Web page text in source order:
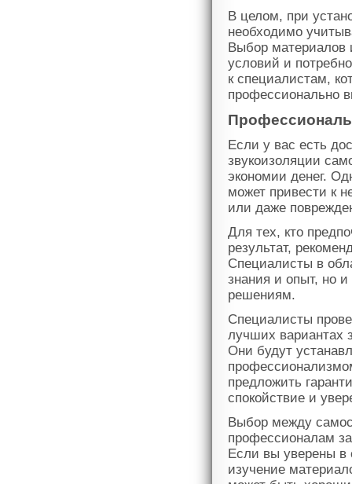
В целом, при
необходимо
Выбор материалов
условий и
к специалистам,
профессионально
Если у вас есть
звукоизоляции
экономии денег.
может привести к
или даже
Для тех, кто
результат,
Специалисты в
знания и опыт, но
решениям.
Специалисты
лучших вариантах
Они будут
предложить
спокойствие и
Выбор между
профессионалам
Если вы уверены в
изучение